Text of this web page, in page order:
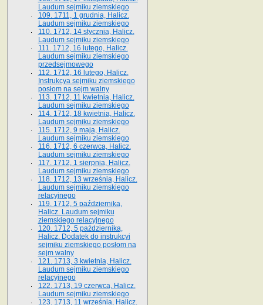
Laudum sejmiku ziemskiego
109. 1711, 1 grudnia, Halicz.
Laudum sejmiku ziemskiego
110. 1712, 14 stycznia, Halicz.
Laudum sejmiku ziemskiego
111. 1712, 16 lutego, Halicz.
Laudum sejmiku ziemskiego
przedsejmowego
112. 1712, 16 lutego, Halicz.
Instrukcya sejmiku ziemskiego
posłom na sejm walny
113. 1712, 11 kwietnia, Halicz.
Laudum sejmiku ziemskiego
114. 1712, 18 kwietnia, Halicz.
Laudum sejmiku ziemskiego
115. 1712, 9 maja, Halicz.
Laudum sejmiku ziemskiego
116. 1712, 6 czerwca, Halicz.
Laudum sejmiku ziemskiego
117. 1712, 1 sierpnia, Halicz.
Laudum sejmiku ziemskiego
118. 1712, 13 września, Halicz.
Laudum sejmiku ziemskiego
relacyjnego
119. 1712, 5 października,
Halicz. Laudum sejmiku
ziemskiego relacyjnego
120. 1712, 5 października,
Halicz. Dodatek do instrukcyi
sejmiku ziemskiego posłom na
sejm walny
121. 1713, 3 kwietnia, Halicz.
Laudum sejmiku ziemskiego
relacyjnego
122. 1713, 19 czerwca, Halicz.
Laudum sejmiku ziemskiego
123. 1713, 11 września, Halicz.